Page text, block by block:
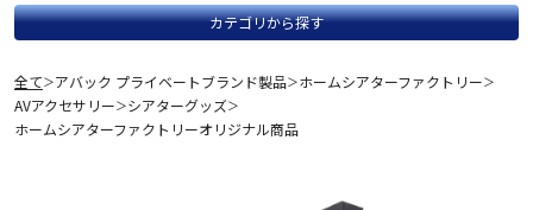
カテゴリから探す
全て＞アバック プライベートブランド製品＞ホームシアターファクトリー＞
AVアクセサリー＞シアターグッズ＞
ホームシアターファクトリーオリジナル商品